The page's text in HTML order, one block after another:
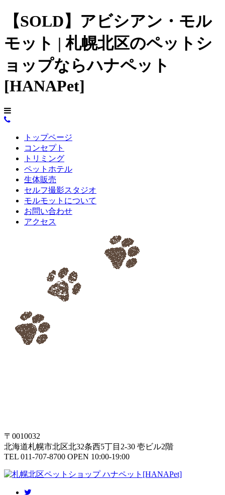
【SOLD】アビシアン・モル
モット | 札幌北区のペットシ
ョップならハナペット
[HANAPet]
トップページ
コンセプト
トリミング
ペットホテル
生体販売
セルフ撮影スタジオ
モルモットについて
お問い合わせ
アクセス
〒0010032
北海道札幌市北区北32条西5丁目2-30 壱ビル2階
TEL 011-707-8700 OPEN 10:00-19:00